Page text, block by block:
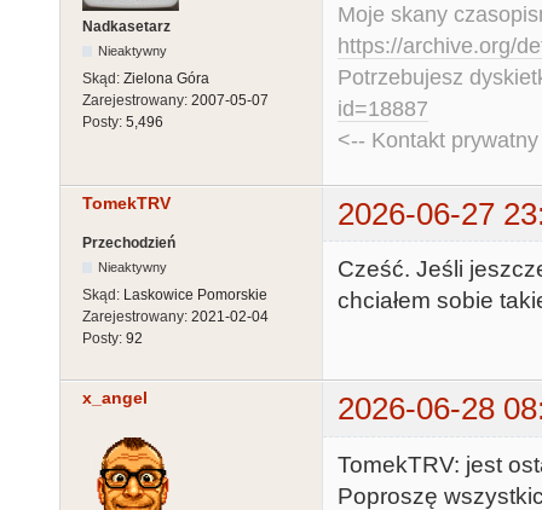
Nadkasetarz
Nieaktywny
Skąd: Zielona Góra
Zarejestrowany: 2007-05-07
Posty: 5,496
Moje skany
https://archive.org/
Potrzebujesz
id=18887
<-- Kontakt
TomekTRV 2026-06-27
Przechodzień
Nieaktywny
Skąd: Laskowice Pomorskie
Zarejestrowany: 2021-02-04
Posty: 92
Cześć. Jeśli
chciałem sobie
x_angel 2026-06-28
TomekTRV: jest
Poproszę